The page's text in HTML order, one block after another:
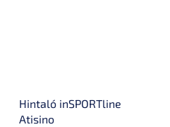
Hintaló inSPORTline
Atisino